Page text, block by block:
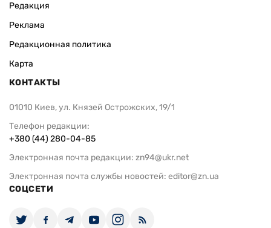
Редакция
Реклама
Редакционная политика
Карта
КОНТАКТЫ
01010 Киев, ул. Князей Острожских, 19/1
Телефон редакции:
+380 (44) 280-04-85
Электронная почта редакции: zn94@ukr.net
Электронная почта службы новостей: editor@zn.ua
СОЦСЕТИ